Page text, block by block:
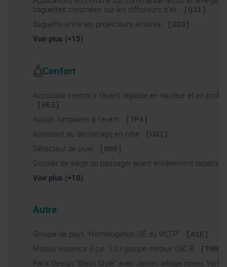
baguettes chromées sur les diffuseurs d’air
[QJ1]
Baguette entre les projecteurs éclairée [UD3]
Voir plus (+15)
Confort
Accoudoir central à l’avant réglable en hauteur et en
[6E3]
Appuis lombaires à l’avant [7P4]
Assistant au démarrage en côte [UG1]
Détecteur de pluie [8N6]
Dossier de siège du passager avant entièrement
Voir plus (+10)
Autre
Groupe de pays “Homologation UE du WLTP” [A1E]
Moteur essence 3 cyl. 1,0 l groupe moteur 05C.B [T0M]
Pack Design “Black Style” avec Jantes alliage noires York